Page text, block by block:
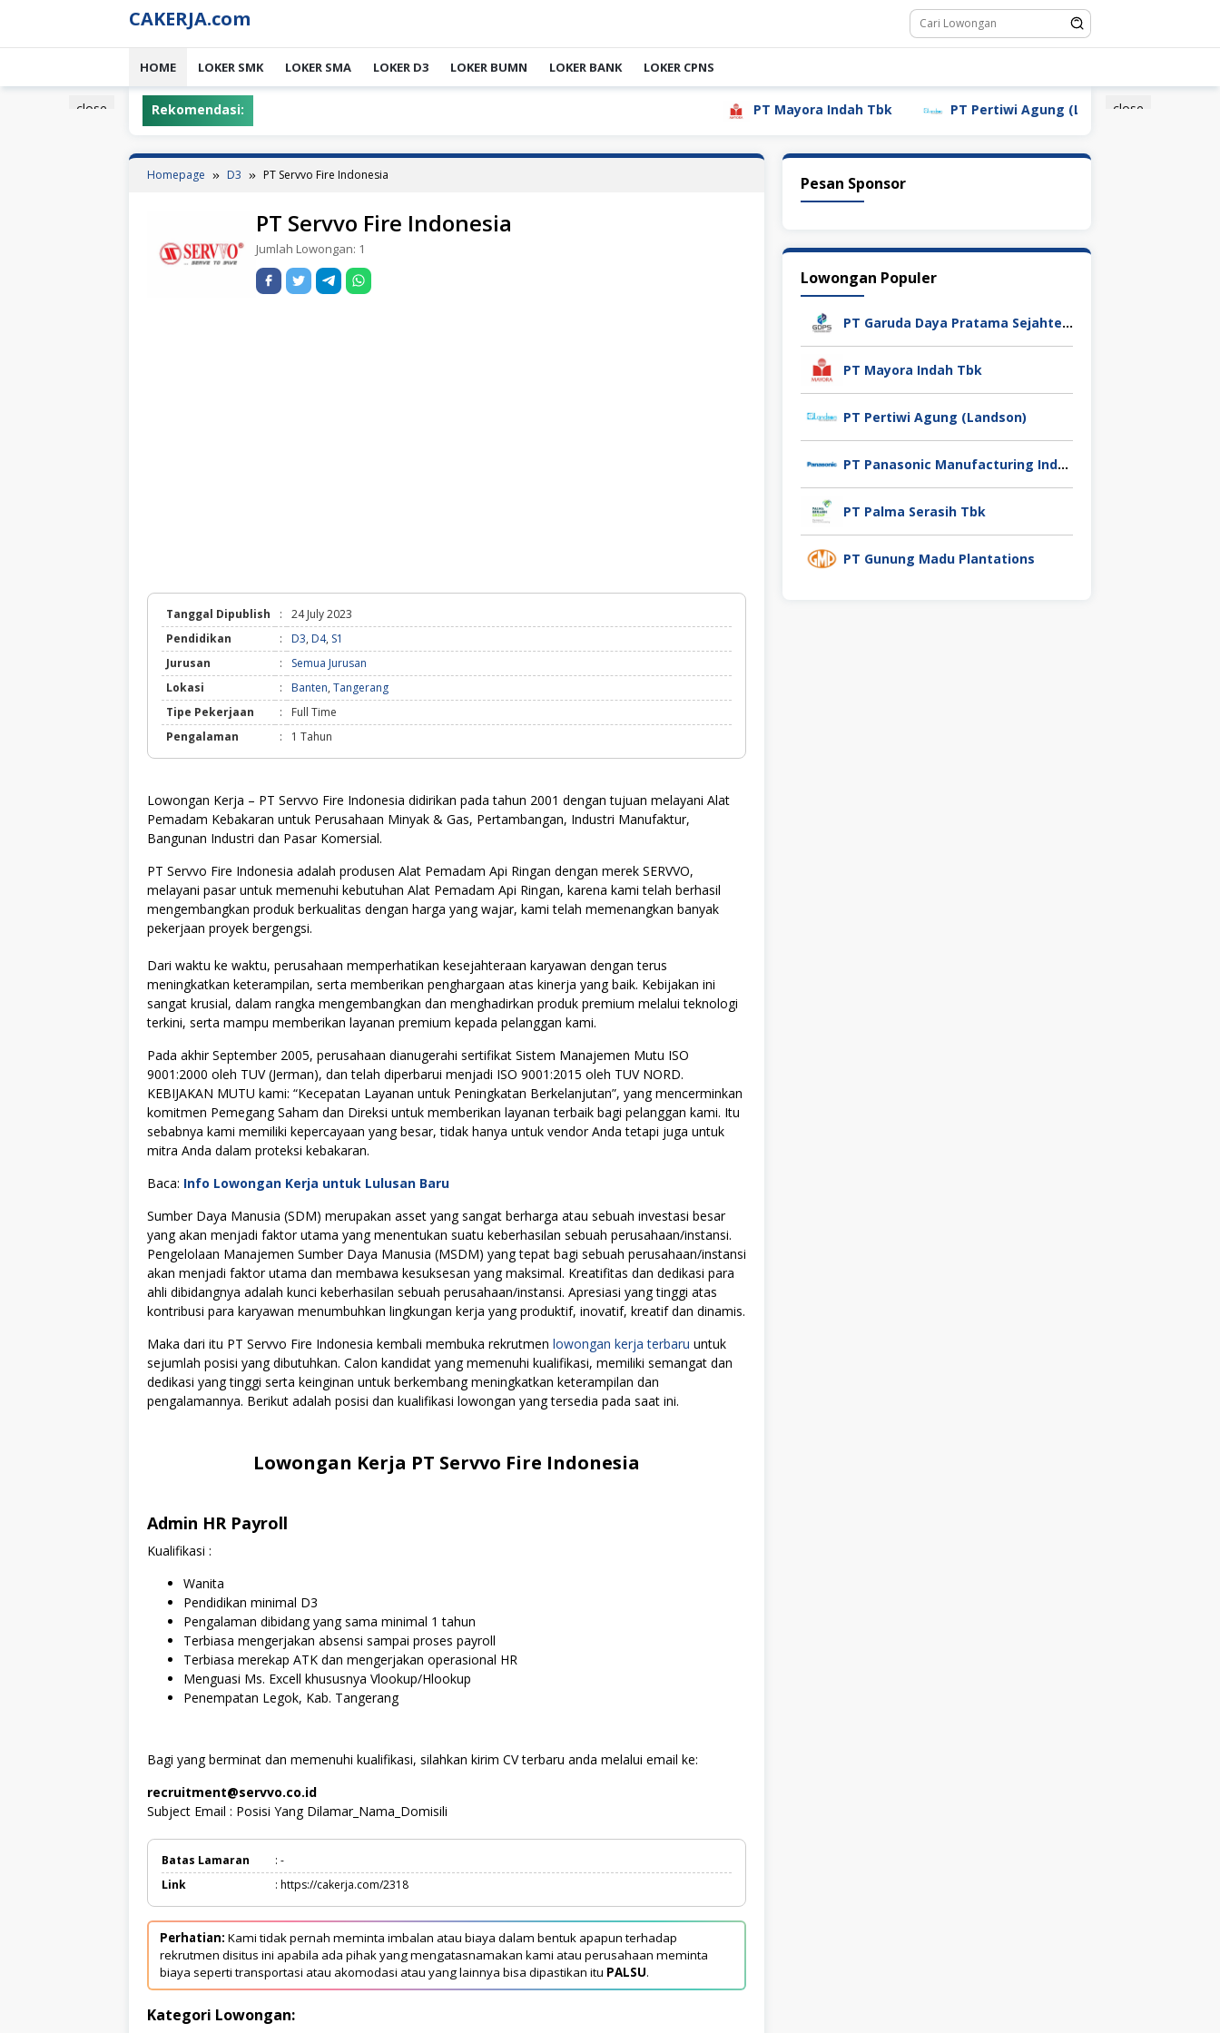
content
CAKERJA.com
HOME LOKER SMK LOKER SMA LOKER D3 LOKER BUMN LOKER BANK LOKER CPNS
close close
Rekomendasi: PT Mayora Indah Tbk PT Pertiwi Agung (Landson) PT
Homepage D3 PT Servvo Fire Indonesia
PT Servvo Fire Indonesia
Jumlah Lowongan: 1
Tanggal Dipublish :
24 July 2023
Pendidikan
: D3, D4, S1
Jurusan
:
Semua Jurusan
Lokasi
: Banten, Tangerang
Tipe Pekerjaan
:
Full Time
Pengalaman
: 1 Tahun
Lowongan Kerja – PT Servvo Fire Indonesia didirikan pada tahun 2001 dengan tujuan melayani Alat
Pemadam Kebakaran untuk Perusahaan Minyak & Gas, Pertambangan, Industri Manufaktur,
Bangunan Industri dan Pasar Komersial.
PT Servvo Fire Indonesia adalah produsen Alat Pemadam Api Ringan dengan merek SERVVO,
melayani pasar untuk memenuhi kebutuhan Alat Pemadam Api Ringan, karena kami telah berhasil
mengembangkan produk berkualitas dengan harga yang wajar, kami telah memenangkan banyak
pekerjaan proyek bergengsi.
Dari waktu ke waktu, perusahaan memperhatikan kesejahteraan karyawan dengan terus
meningkatkan keterampilan, serta memberikan penghargaan atas kinerja yang baik. Kebijakan ini
sangat krusial, dalam rangka mengembangkan dan menghadirkan produk premium melalui teknologi
terkini, serta mampu memberikan layanan premium kepada pelanggan kami.
Pada akhir September 2005, perusahaan dianugerahi sertifikat Sistem Manajemen Mutu ISO
9001:2000 oleh TUV (Jerman), dan telah diperbarui menjadi ISO 9001:2015 oleh TUV NORD.
KEBIJAKAN MUTU kami: “Kecepatan Layanan untuk Peningkatan Berkelanjutan”, yang mencerminkan
komitmen Pemegang Saham dan Direksi untuk memberikan layanan terbaik bagi pelanggan kami. Itu
sebabnya kami memiliki kepercayaan yang besar, tidak hanya untuk vendor Anda tetapi juga untuk
mitra Anda dalam proteksi kebakaran.
Baca: Info Lowongan Kerja untuk Lulusan Baru
Sumber Daya Manusia (SDM) merupakan asset yang sangat berharga atau sebuah investasi besar
yang akan menjadi faktor utama yang menentukan suatu keberhasilan sebuah perusahaan/instansi.
Pengelolaan Manajemen Sumber Daya Manusia (MSDM) yang tepat bagi sebuah perusahaan/instansi
akan menjadi faktor utama dan membawa kesuksesan yang maksimal. Kreatifitas dan dedikasi para
ahli dibidangnya adalah kunci keberhasilan sebuah perusahaan/instansi. Apresiasi yang tinggi atas
kontribusi para karyawan menumbuhkan lingkungan kerja yang produktif, inovatif, kreatif dan dinamis.
Maka dari itu PT Servvo Fire Indonesia kembali membuka rekrutmen lowongan kerja terbaru untuk
sejumlah posisi yang dibutuhkan. Calon kandidat yang memenuhi kualifikasi, memiliki semangat dan
dedikasi yang tinggi serta keinginan untuk berkembang meningkatkan keterampilan dan
pengalamannya. Berikut adalah posisi dan kualifikasi lowongan yang tersedia pada saat ini.
Lowongan Kerja PT Servvo Fire Indonesia
Admin HR Payroll
Kualifikasi :
Wanita
Pendidikan minimal D3
Pengalaman dibidang yang sama minimal 1 tahun
Terbiasa mengerjakan absensi sampai proses payroll
Terbiasa merekap ATK dan mengerjakan operasional HR
Menguasi Ms. Excell khususnya Vlookup/Hlookup
Penempatan Legok, Kab. Tangerang
Bagi yang berminat dan memenuhi kualifikasi, silahkan kirim CV terbaru anda melalui email ke:
recruitment@servvo.co.id
Subject Email : Posisi Yang Dilamar_Nama_Domisili
Batas Lamaran
: -
Link
: https://cakerja.com/2318
Perhatian: Kami tidak pernah meminta imbalan atau biaya dalam bentuk apapun terhadap
rekrutmen disitus ini apabila ada pihak yang mengatasnamakan kami atau perusahaan meminta
biaya seperti transportasi atau akomodasi atau yang lainnya bisa dipastikan itu PALSU.
Kategori Lowongan:
Pesan Sponsor
Lowongan Populer
PT Garuda Daya Pratama Sejahtera
PT Mayora Indah Tbk
PT Pertiwi Agung (Landson)
PT Panasonic Manufacturing Indonesia
PT Palma Serasih Tbk
PT Gunung Madu Plantations